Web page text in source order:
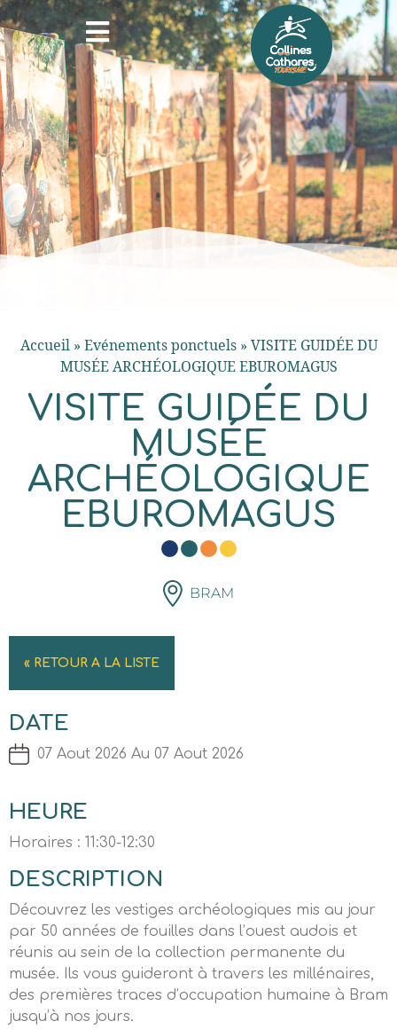
Accueil» Evénements ponctuels» VISITE GUIDÉE DU
MUSÉE ARCHÉOLOGIQUE EBUROMAGUS
VISITE GUIDÉE DU
MUSÉE
ARCHÉOLOGIQUE
EBUROMAGUS
BRAM
« RETOUR A LA LISTE
DATE
07 Aout 2026 Au 07 Aout 2026
HEURE
Horaires : 11:30-12:30
DESCRIPTION
Découvrez les vestiges archéologiques mis au jour
par 50 années de fouilles dans l’ouest audois et
réunis au sein de la collection permanente du
musée. Ils vous guideront à travers les millénaires,
des premières traces d’occupation humaine à Bram
jusqu’à nos jours.